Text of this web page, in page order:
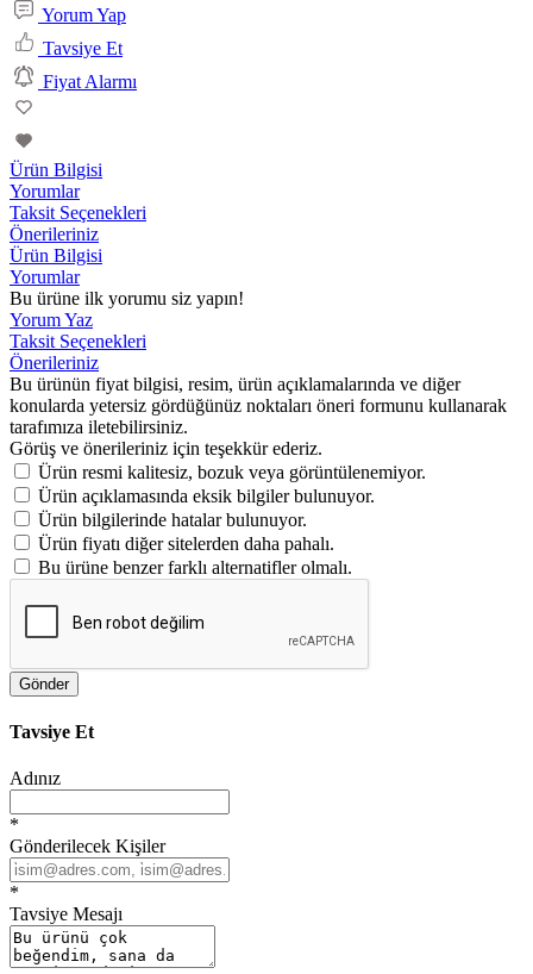
Yorum Yap
Tavsiye Et
Fiyat Alarmı
Ürün Bilgisi
Yorumlar
Taksit Seçenekleri
Önerileriniz
Ürün Bilgisi
Yorumlar
Bu ürüne ilk yorumu siz yapın!
Yorum Yaz
Taksit Seçenekleri
Önerileriniz
Bu ürünün fiyat bilgisi, resim, ürün açıklamalarında ve diğer
konularda yetersiz gördüğünüz noktaları öneri formunu kullanarak
tarafımıza iletebilirsiniz.
Görüş ve önerileriniz için teşekkür ederiz.
Ürün resmi kalitesiz, bozuk veya görüntülenemiyor.
Ürün açıklamasında eksik bilgiler bulunuyor.
Ürün bilgilerinde hatalar bulunuyor.
Ürün fiyatı diğer sitelerden daha pahalı.
Bu ürüne benzer farklı alternatifler olmalı.
Gönder
Tavsiye Et
Adınız
*
Gönderilecek Kişiler
*
Tavsiye Mesajı